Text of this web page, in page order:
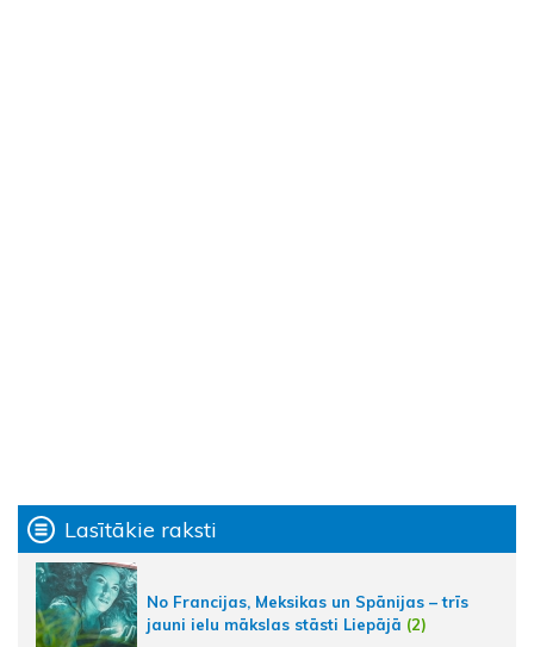
Lasītākie raksti
No Francijas, Meksikas un Spānijas – trīs
jauni ielu mākslas stāsti Liepājā (2)